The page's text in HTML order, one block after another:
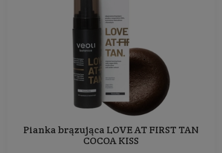
Pianka brązująca LOVE AT FIRST TAN
COCOA KISS